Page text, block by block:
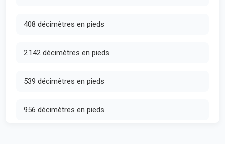
408 décimètres en pieds
2 142 décimètres en pieds
539 décimètres en pieds
956 décimètres en pieds